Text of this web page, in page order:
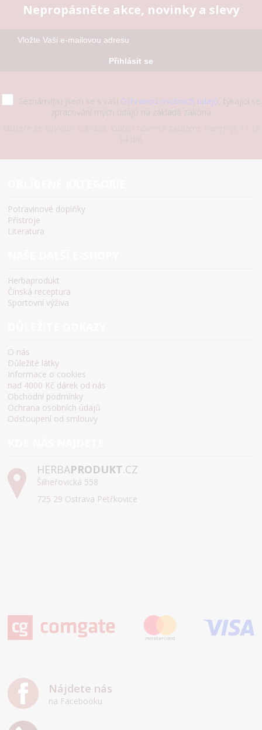
Nepropásněte akce, novinky a slevy
Přihlásit se
Seznámil(a) jsem se s vaší Ochranou osobních údajů, týkající se
zpracování mých údajů na základě zákona
Potravinové doplňky
Přístroje
Literatura
Herbaprodukt
Čínská receptura
Sportovní výživa
O nás
Důležité látky
Informace o cookies
nad 4000 Kč dárek od nás
Obchodní podmínky
Ochrana osobních údajů
Odstoupení od smlouvy
HERBAPRODUKT.CZ
Šilheřovická 558
725 29 Ostrava Petřkovice
Nájdete nás
na Facebooku